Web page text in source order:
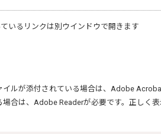
いるリンクは別ウインドウで開きます
ルが添付されている場合は、 Adobe
合は、 Adobe Readerが必要です。正しく